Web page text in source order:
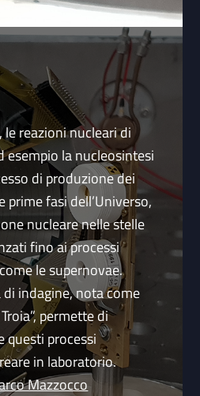
reazioni nucleari di
esempio la nucleosintesi
di produzione dei
fasi dell’Universo,
nucleare nelle stelle
fino ai processi
le supernovae.
di indagine, nota come
permette di
processi
in laboratorio.
Mazzocco